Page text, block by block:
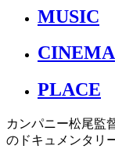
MUSIC
CINEMA
PLACE
カンパニー松尾監
のドキュメンタリ